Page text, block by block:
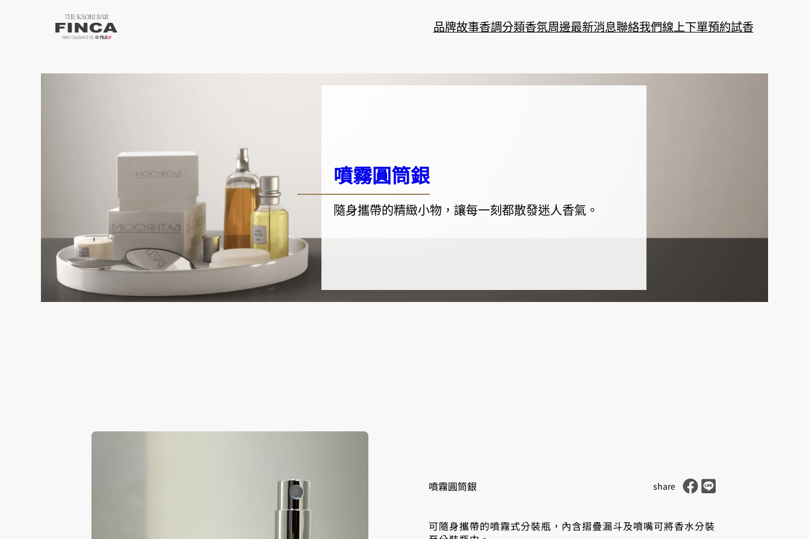
品牌故事香調分類香氛周邊最新消息聯絡我們線上下單預約試香
噴霧圓筒銀
隨身攜帶的精緻小物，讓每一刻都散發迷人香氣。
噴霧圓筒銀 share Share on Facebook
Share on LINE
可隨身攜帶的噴霧式分裝瓶，內含摺疊漏斗及噴嘴可將香水分裝